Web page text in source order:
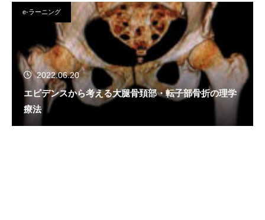
e-ラーニング
2022.06.20
エビデンスから考える大腿骨頚部・転子部骨折の理学
療法